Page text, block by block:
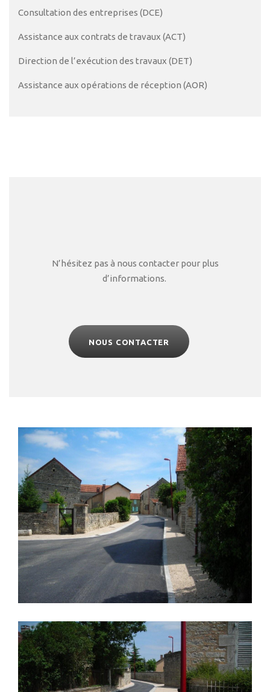
Consultation des entreprises (DCE)
Assistance aux contrats de travaux (ACT)
Direction de l’exécution des travaux (DET)
Assistance aux opérations de réception (AOR)
N’hésitez pas à nous contacter pour plus
d’informations.
NOUS CONTACTER